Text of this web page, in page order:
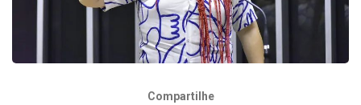
Compartilhe